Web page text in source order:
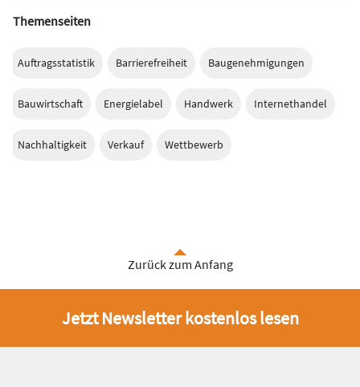
Themenseiten
Auftragsstatistik Barrierefreiheit Baugenehmigungen
Bauwirtschaft Energielabel Handwerk Internethandel
Nachhaltigkeit Verkauf Wettbewerb
Zurück zum Anfang
Jetzt Newsletter kostenlos lesen